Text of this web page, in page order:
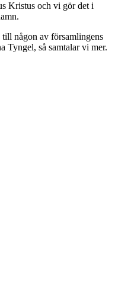
Kristus och vi gör det i
någon av församlingens
Tyngel, så samtalar vi mer.